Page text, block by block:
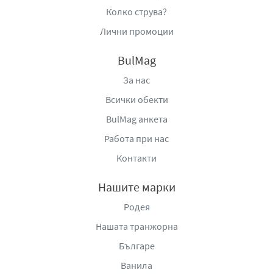
Колко струва?
Лични промоции
BulMag
За нас
Всички обекти
BulMag анкета
Работа при нас
Контакти
Нашите марки
Родея
Нашата транжорна
Българе
Ванила